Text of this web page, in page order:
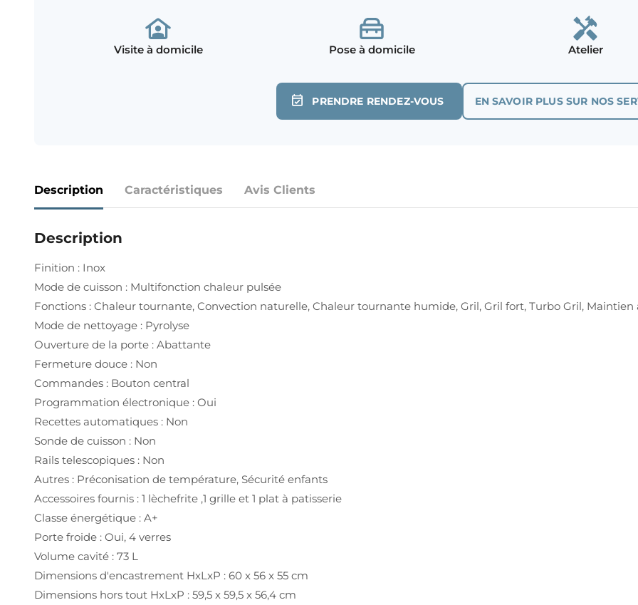
Visite à domicile Pose à domicile Atelier
PRENDRE RENDEZ-VOUS EN SAVOIR PLUS SUR NOS
Description Caractéristiques Avis Clients
Description
Finition : Inox
Mode de cuisson : Multifonction chaleur pulsée
Fonctions : Chaleur tournante, Convection naturelle, Chaleur tournante humide, Gril, Gril fort, Turbo Gril, Maintien
Mode de nettoyage : Pyrolyse
Ouverture de la porte : Abattante
Fermeture douce : Non
Commandes : Bouton central
Programmation électronique : Oui
Recettes automatiques : Non
Sonde de cuisson : Non
Rails telescopiques : Non
Autres : Préconisation de température, Sécurité enfants
Accessoires fournis : 1 lèchefrite ,1 grille et 1 plat à patisserie
Classe énergétique : A+
Porte froide : Oui, 4 verres
Volume cavité : 73 L
Dimensions d'encastrement HxLxP : 60 x 56 x 55 cm
Dimensions hors tout HxLxP : 59,5 x 59,5 x 56,4 cm